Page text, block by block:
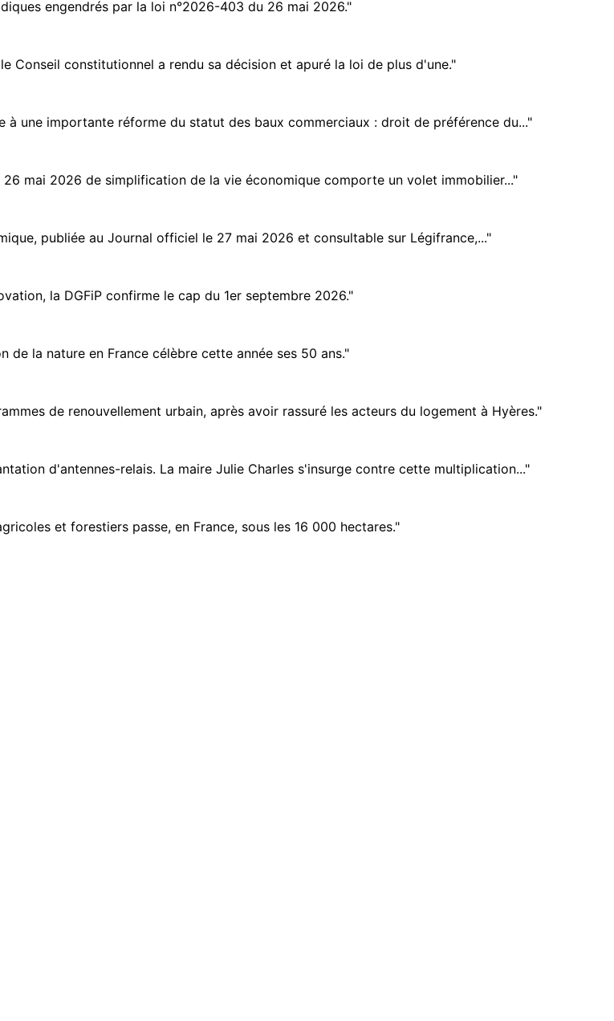
engendrés par la loi n°2026-403 du 26 mai 2026."
Conseil constitutionnel a rendu sa décision et apuré la loi de plus d'une."
une importante réforme du statut des baux commerciaux : droit de préférence du..."
mai 2026 de simplification de la vie économique comporte un volet immobilier..."
publiée au Journal officiel le 27 mai 2026 et consultable sur Légifrance,..."
la DGFiP confirme le cap du 1er septembre 2026."
la nature en France célèbre cette année ses 50 ans."
de renouvellement urbain, après avoir rassuré les acteurs du logement à Hyères."
d'antennes-relais. La maire Julie Charles s'insurge contre cette multiplication..."
et forestiers passe, en France, sous les 16 000 hectares."